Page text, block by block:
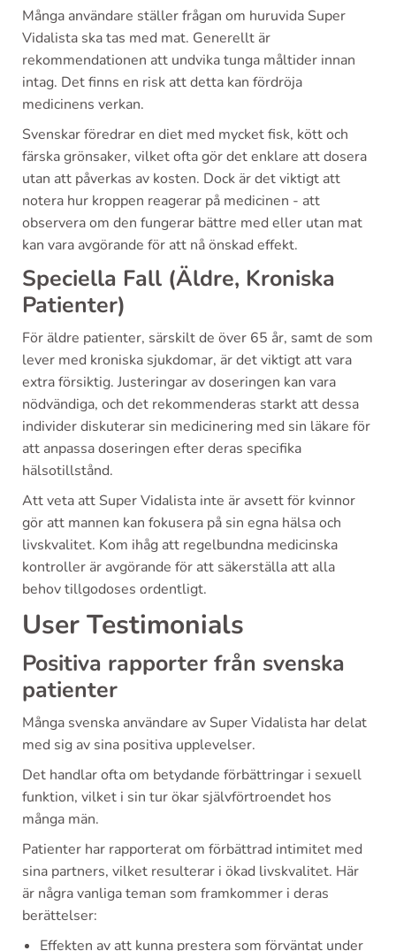
Många användare ställer frågan om huruvida Super
Vidalista ska tas med mat. Generellt är
rekommendationen att undvika tunga måltider innan
intag. Det finns en risk att detta kan fördröja
medicinens verkan.
Svenskar föredrar en diet med mycket fisk, kött och
färska grönsaker, vilket ofta gör det enklare att dosera
utan att påverkas av kosten. Dock är det viktigt att
notera hur kroppen reagerar på medicinen - att
observera om den fungerar bättre med eller utan mat
kan vara avgörande för att nå önskad effekt.
Speciella Fall (Äldre, Kroniska
Patienter)
För äldre patienter, särskilt de över 65 år, samt de som
lever med kroniska sjukdomar, är det viktigt att vara
extra försiktig. Justeringar av doseringen kan vara
nödvändiga, och det rekommenderas starkt att dessa
individer diskuterar sin medicinering med sin läkare för
att anpassa doseringen efter deras specifika
hälsotillstånd.
Att veta att Super Vidalista inte är avsett för kvinnor
gör att mannen kan fokusera på sin egna hälsa och
livskvalitet. Kom ihåg att regelbundna medicinska
kontroller är avgörande för att säkerställa att alla
behov tillgodoses ordentligt.
User Testimonials
Positiva rapporter från svenska
patienter
Många svenska användare av Super Vidalista har delat
med sig av sina positiva upplevelser.
Det handlar ofta om betydande förbättringar i sexuell
funktion, vilket i sin tur ökar självförtroendet hos
många män.
Patienter har rapporterat om förbättrad intimitet med
sina partners, vilket resulterar i ökad livskvalitet. Här
är några vanliga teman som framkommer i deras
berättelser:
Effekten av att kunna prestera som förväntat under